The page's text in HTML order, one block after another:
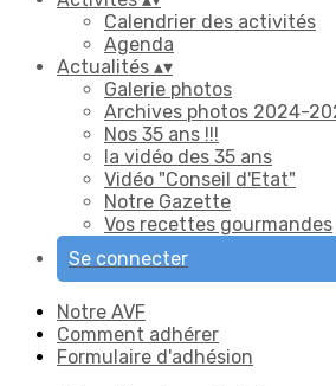
Calendrier des activités
Agenda
Actualités ▴▾
Galerie photos
Archives photos 2024-
Nos 35 ans !!!
la vidéo des 35 ans
Vidéo "Conseil d'Etat"
Notre Gazette
Vos recettes gourmandes
Se connecter
Notre AVF
Comment adhérer
Formulaire d'adhésion